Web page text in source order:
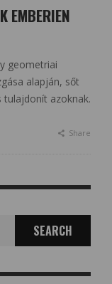
EMBERIEN
geometriai
alapján, sőt
tulajdonít azoknak.
Share